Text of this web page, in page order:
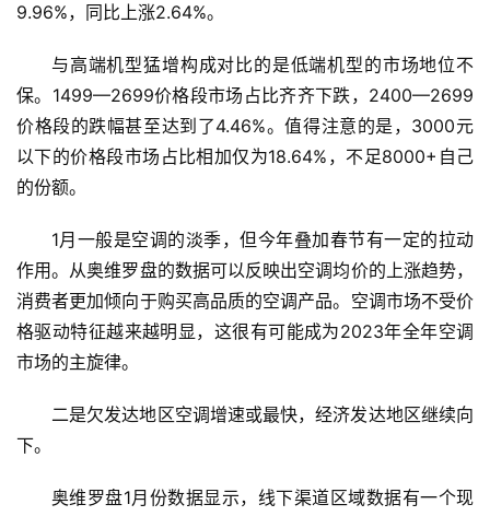
首
页
商
业
5
G
人
工
9.96%，同比上涨2.64%。
与高端机型猛增构成对比的是低端机型的市场地位不
保。1499—2699价格段市场占比齐齐下跌，2400—2699
价格段的跌幅甚至达到了4.46%。值得注意的是，3000元
以下的价格段市场占比相加仅为18.64%，不足8000+自己
的份额。
1月一般是空调的淡季，但今年叠加春节有一定的拉动
作用。从奥维罗盘的数据可以反映出空调均价的上涨趋势，
消费者更加倾向于购买高品质的空调产品。空调市场不受价
格驱动特征越来越明显，这很有可能成为2023年全年空调
市场的主旋律。
二是欠发达地区空调增速或最快，经济发达地区继续向
下。
奥维罗盘1月份数据显示，线下渠道区域数据有一个现